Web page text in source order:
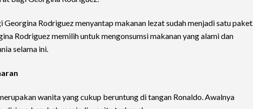
Rodriguez menyantap makanan lezat sudah menjadi satu paket.
Rodriguez memilih untuk mengonsumsi makanan yang alami dan
selama ini.
wanita yang cukup beruntung di tangan Ronaldo. Awalnya